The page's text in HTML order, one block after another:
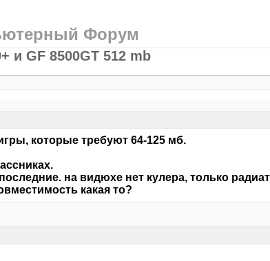
Форум
и GF 8500GT 512 mb
которые требуют 64-125 мб.
на видюхе нет кулера, только
какая то?